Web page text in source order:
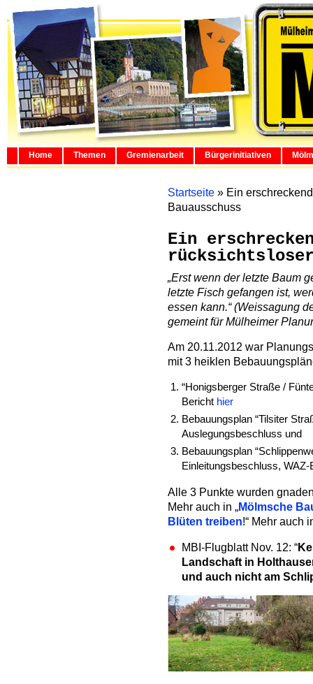
Home Themen Gremienarbeit Bürgerinitiativen
Startseite » Ein
Bauausschuss
Ein
rücksichtsloser
„Erst wenn der letzte Baum
letzte Fisch gefangen ist,
essen kann.“ (Weissagung
gemeint für Mülheimer
Am 20.11.2012 war
mit 3 heiklen
“Honigsberger Straße /
Bericht hier
Bebauungsplan “Tilsiter
Auslegungsbeschluss und
Bebauungsplan
Einleitungsbeschluss,
Alle 3 Punkte wurden
Mehr auch in „Mölmsche
Blüten treiben!“ Mehr auch
MBI-Flugblatt Nov. 12: “
Landschaft in
und auch nicht am